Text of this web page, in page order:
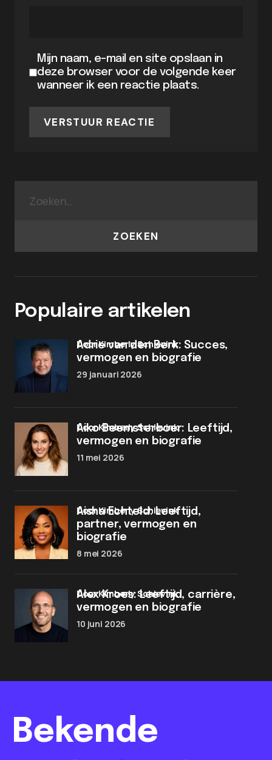
Mijn naam, e-mail en site opslaan in
deze browser voor de volgende keer
wanneer ik een reactie plaats.
VERSTUUR REACTIE
ZOEKEN
Populaire artikelen
Adrie van den Berk: Succes,
vermogen en biografie
door Kimberly Schievink
29 januari 2026
Aiko Beemsterboer: Leeftijd,
vermogen en biografie
door Kimberly Schievink
11 mei 2026
Aisha Echteld: Leeftijd,
partner, vermogen en
biografie
door Kimberly Schievink
8 mei 2026
Alex Kroes: Leeftijd, carrière,
vermogen en biografie
door Kimberly Schievink
10 juni 2026
Bekende